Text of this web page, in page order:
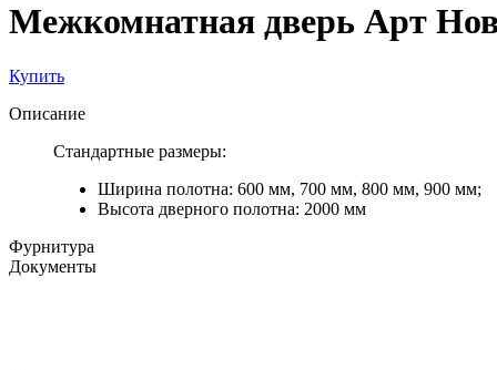
Межкомнатная дверь Арт
Купить
Описание
Стандартные размеры:
Ширина полотна: 600 мм, 700 мм, 800 мм, 900 мм;
Высота дверного полотна: 2000 мм
Фурнитура
Документы